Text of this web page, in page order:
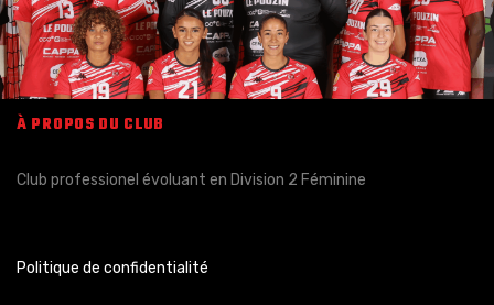
À PROPOS DU CLUB
Club professionel évoluant en Division 2 Féminine
Politique de confidentialité